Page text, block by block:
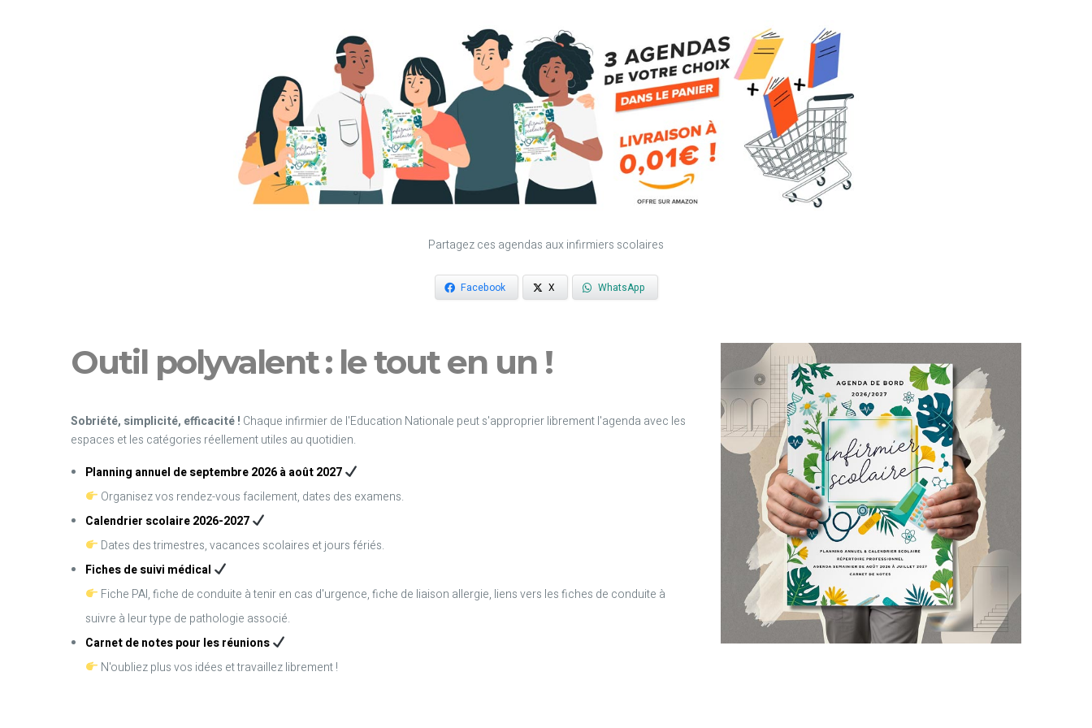
Partagez ces agendas aux infirmiers scolaires
Facebook X WhatsApp
Outil polyvalent : le tout en un !
Sobriété, simplicité, efficacité ! Chaque infirmier de l'Education Nationale peut s'approprier librement l'agenda avec les
espaces et les catégories réellement utiles au quotidien.
Planning annuel de septembre 2026 à août 2027
Organisez vos rendez-vous facilement, dates des examens.
Calendrier scolaire 2026-2027
Dates des trimestres, vacances scolaires et jours fériés.
Fiches de suivi médical
Fiche PAI, fiche de conduite à tenir en cas d'urgence, fiche de liaison allergie, liens vers les fiches de conduite à
suivre à leur type de pathologie associé.
Carnet de notes pour les réunions
N'oubliez plus vos idées et travaillez librement !